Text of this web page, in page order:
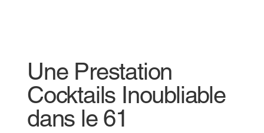
Une Prestation
Cocktails Inoubliable
dans le 61